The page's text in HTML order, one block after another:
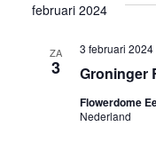
februari 2024
ZA
3 Groninger
3 februari 2024
Flowerdome
Nederland